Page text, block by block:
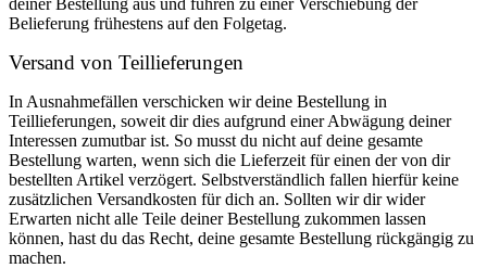
deiner Bestellung aus und führen zu einer Verschiebung der
Belieferung frühestens auf den Folgetag.
Versand von Teillieferungen
In Ausnahmefällen verschicken wir deine Bestellung in
Teillieferungen, soweit dir dies aufgrund einer Abwägung deiner
Interessen zumutbar ist. So musst du nicht auf deine gesamte
Bestellung warten, wenn sich die Lieferzeit für einen der von dir
bestellten Artikel verzögert. Selbstverständlich fallen hierfür keine
zusätzlichen Versandkosten für dich an. Sollten wir dir wider
Erwarten nicht alle Teile deiner Bestellung zukommen lassen
können, hast du das Recht, deine gesamte Bestellung rückgängig zu
machen.